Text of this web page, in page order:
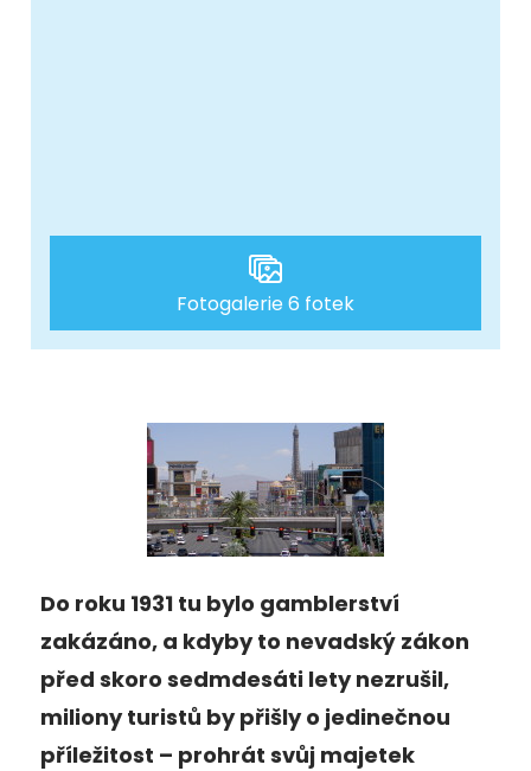
Fotogalerie 6 fotek
Do roku 1931 tu bylo gamblerství
zakázáno, a kdyby to nevadský zákon
před skoro sedmdesáti lety nezrušil,
miliony turistů by přišly o jedinečnou
příležitost – prohrát svůj majetek